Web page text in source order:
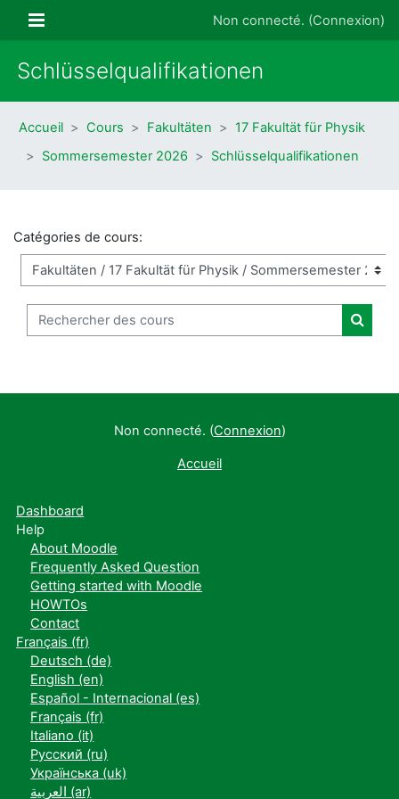
Panneau latéral Non connecté. (Connexion)
Schlüsselqualifikationen
Accueil Cours Fakultäten
17 Fakultät für Physik
Sommersemester 2026
Schlüsselqualifikationen
Catégories de cours:
Rechercher des cours
Non connecté. (Connexion)
Accueil
Dashboard
Help
About Moodle
Frequently Asked Question
Getting started with Moodle
HOWTOs
Contact
Français ‎(fr)‎
Deutsch ‎(de)‎
English ‎(en)‎
Español - Internacional ‎(es)‎
Français ‎(fr)‎
Italiano ‎(it)‎
Русский ‎(ru)‎
Українська ‎(uk)‎
العربية ‎(ar)‎